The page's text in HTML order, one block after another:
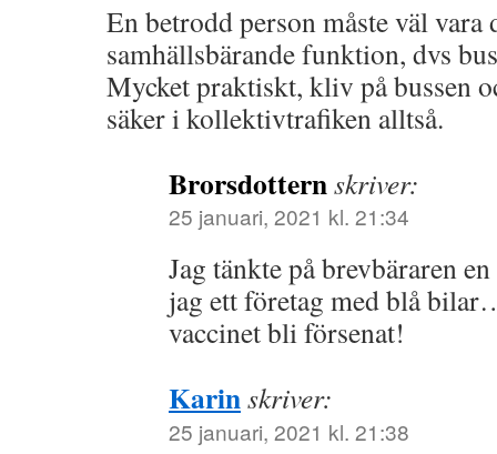
En betrodd person måste väl vara
samhällsbärande funktion, dvs
Mycket praktiskt, kliv på bussen
säker i kollektivtrafiken alltså.
Brorsdotternskriver:
25 januari, 2021 kl. 21:34
Jag tänkte på brevbäraren
jag ett företag med blå
vaccinet bli försenat!
Karinskriver:
25 januari, 2021 kl. 21:38